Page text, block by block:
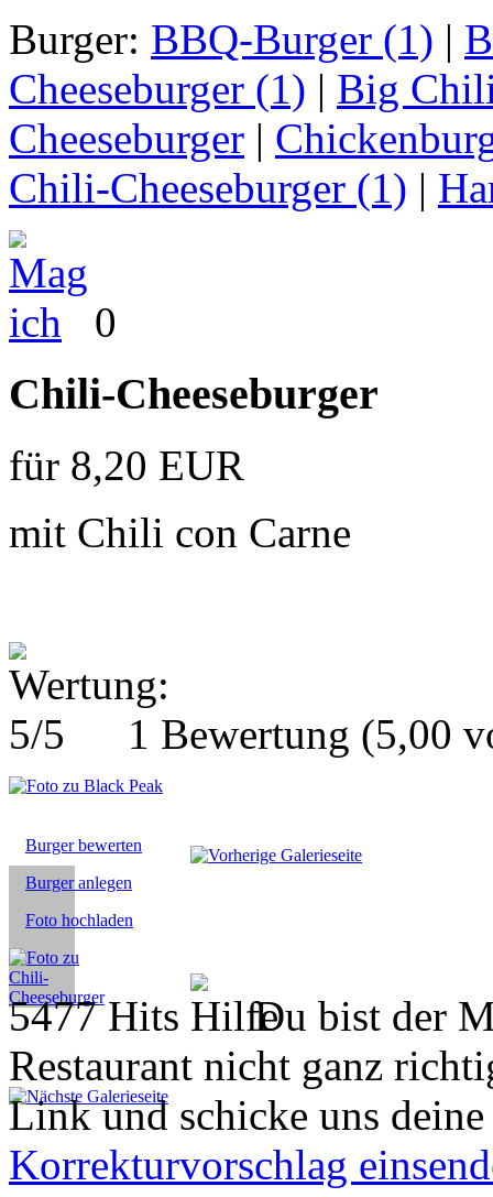
Burger: BBQ-Burger (1) |
Cheeseburger (1) | Big
Cheeseburger |
Chili-Cheeseburger (1) |
0
Chili-Cheeseburger
für 8,20 EUR
mit Chili con Carne
1 Bewertung (5,00
Burger bewerten
Burger anlegen
Foto hochladen
5477 Hits
Du bist der
Restaurant nicht ganz
Link und schicke uns
Korrekturvorschlag